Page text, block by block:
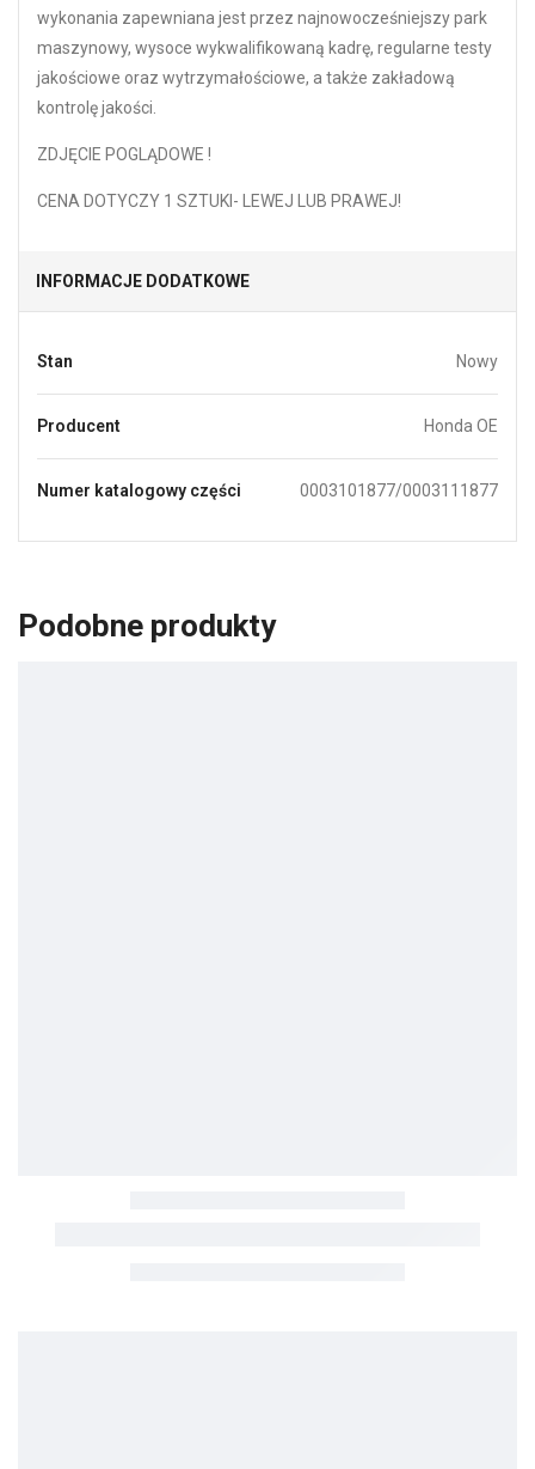
wykonania zapewniana jest przez najnowocześniejszy park
maszynowy, wysoce wykwalifikowaną kadrę, regularne testy
jakościowe oraz wytrzymałościowe, a także zakładową
kontrolę jakości.
ZDJĘCIE POGLĄDOWE !
CENA DOTYCZY 1 SZTUKI- LEWEJ LUB PRAWEJ!
INFORMACJE DODATKOWE
Stan Nowy
Producent Honda OE
Numer katalogowy części 0003101877/0003111877
Podobne produkty